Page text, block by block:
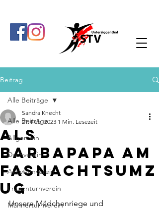
Beitrag
Alle Beiträge
Allgemein
Dachverein
Aktivturnverein
Frauenturnverein
Männerturnverein
Alle Beiträge
Als
Barbapapa am
Fasnachtsumz
ug
Sandra Knecht
21. Feb. 2023 1 Min. Lesezeit
Unsere Mädchenriege und